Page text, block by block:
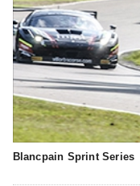
Blancpain Sprint Series